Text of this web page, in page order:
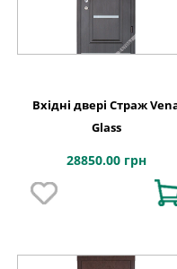
Вхідні двері Страж
Glass
28850.00 грн